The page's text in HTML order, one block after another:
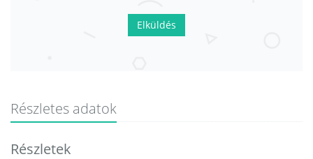
Elküldés
Részletes adatok
Részletek